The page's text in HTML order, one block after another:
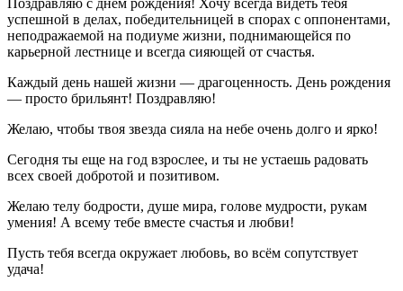
Поздравляю с днем рождения! Хочу всегда видеть тебя
успешной в делах, победительницей в спорах с оппонентами,
неподражаемой на подиуме жизни, поднимающейся по
карьерной лестнице и всегда сияющей от счастья.
Каждый день нашей жизни — драгоценность. День рождения
— просто брильянт! Поздравляю!
Желаю, чтобы твоя звезда сияла на небе очень долго и ярко!
Сегодня ты еще на год взрослее, и ты не устаешь радовать
всех своей добротой и позитивом.
Желаю телу бодрости, душе мира, голове мудрости, рукам
умения! А всему тебе вместе счастья и любви!
Пусть тебя всегда окружает любовь, во всём сопутствует
удача!